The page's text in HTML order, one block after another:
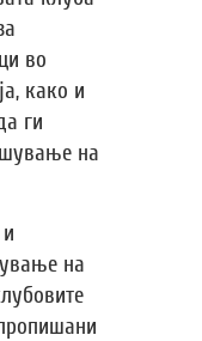
во
како и
ги
на
на